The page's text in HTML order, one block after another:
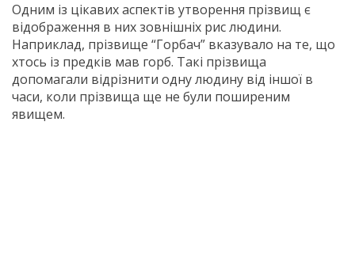
Одним із цікавих аспектів утворення прізвищ є
відображення в них зовнішніх рис людини.
Наприклад, прізвище “Горбач” вказувало на те, що
хтось із предків мав горб. Такі прізвища
допомагали відрізнити одну людину від іншої в
часи, коли прізвища ще не були поширеним
явищем.